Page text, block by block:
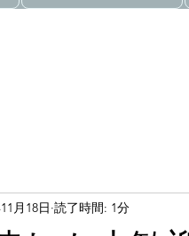
月18日 読了時間: 1分